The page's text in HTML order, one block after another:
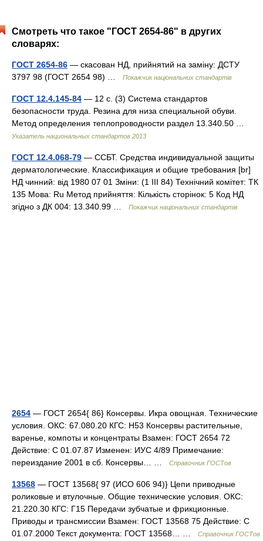
Смотреть что такое "ГОСТ 2654-86" в других
словарях:
ГОСТ 2654-86 — скасован НД, прийнятий на заміну: ДСТУ
3797 98 (ГОСТ 2654 98) …
Покажчик національних стандартів
ГОСТ 12.4.145-84 — 12 с. (3) Система стандартов
безопасности труда. Резина для низа специальной обуви.
Метод определения теплопроводности раздел 13.340.50 …
Указатель национальных стандартов 2013
ГОСТ 12.4.068-79 — ССБТ. Средства индивидуальной защиты
дерматологические. Классификация и общие требования [br]
НД чинний: від 1980 07 01 Зміни: (1 III 84) Технічний комітет: ТК
135 Мова: Ru Метод прийняття: Кількість сторінок: 5 Код НД
згідно з ДК 004: 13.340.99 …
Покажчик національних стандартів
2654 — ГОСТ 2654{ 86} Консервы. Икра овощная. Технические
условия. ОКС: 67.080.20 КГС: Н53 Консервы растительные,
варенье, компоты и концентраты Взамен: ГОСТ 2654 72
Действие: С 01.07.87 Изменен: ИУС 4/89 Примечание:
переиздание 2001 в сб. Консервы… …
Справочник ГОСТов
13568 — ГОСТ 13568{ 97 (ИСО 606 94)} Цепи приводные
роликовые и втулочные. Общие технические условия. ОКС:
21.220.30 КГС: Г15 Передачи зубчатые и фрикционные.
Приводы и трансмиссии Взамен: ГОСТ 13568 75 Действие: С
01.07.2000 Текст документа: ГОСТ 13568… …
Справочник ГОСТов